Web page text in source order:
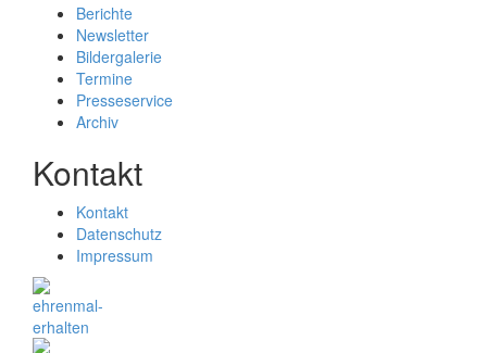
Berichte
Newsletter
Bildergalerie
Termine
Presseservice
Archiv
Kontakt
Kontakt
Datenschutz
Impressum